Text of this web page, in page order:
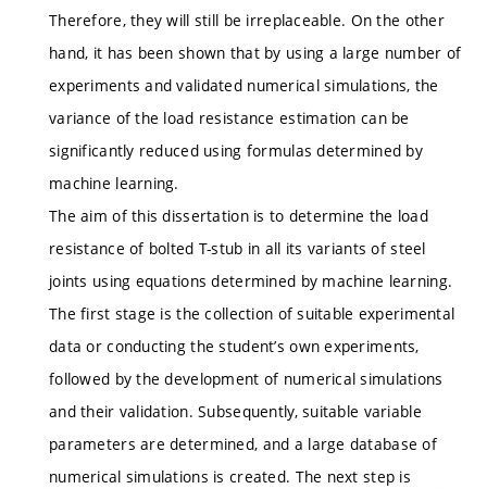
Therefore, they will still be irreplaceable. On the other
hand, it has been shown that by using a large number of
experiments and validated numerical simulations, the
variance of the load resistance estimation can be
significantly reduced using formulas determined by
machine learning.
The aim of this dissertation is to determine the load
resistance of bolted T-stub in all its variants of steel
joints using equations determined by machine learning.
The first stage is the collection of suitable experimental
data or conducting the student’s own experiments,
followed by the development of numerical simulations
and their validation. Subsequently, suitable variable
parameters are determined, and a large database of
numerical simulations is created. The next step is